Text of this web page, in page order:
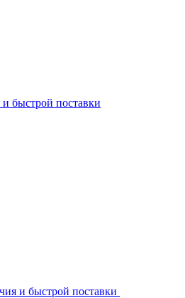
быстрой поставки
и быстрой поставки